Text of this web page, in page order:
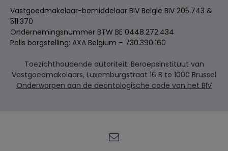
Vastgoedmakelaar-bemiddelaar BIV België BIV 205.743 &
511.370
Ondernemingsnummer BTW BE 0448.272.434
Polis borgstelling: AXA Belgium – 730.390.160
Toezichthoudende autoriteit: Beroepsinstituut van
Vastgoedmakelaars, Luxemburgstraat 16 B te 1000 Brussel
Onderworpen aan de deontologische code van het BIV